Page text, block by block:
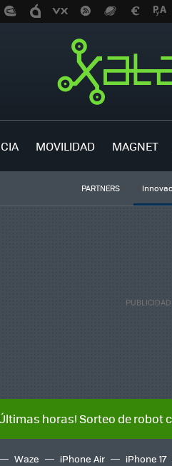
MOVILIDAD MAGNET
PARTNERS
horas! Sorteo de robot
Waze iPhone Air iPhone 17